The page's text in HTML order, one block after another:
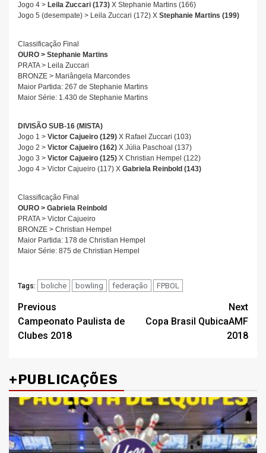
Jogo 4 > Leila Zuccari (173) X Stephanie Martins (166)
Jogo 5 (desempate) > Leila Zuccari (172) X Stephanie Martins (199)
Classificação Final
OURO > Stephanie Martins
PRATA > Leila Zuccari
BRONZE > Mariângela Marcondes
Maior Partida: 267 de Stephanie Martins
Maior Série: 1.430 de Stephanie Martins
DIVISÃO SUB-16 (MISTA)
Jogo 1 > Victor Cajueiro (129) X Rafael Zuccari (103)
Jogo 2 > Victor Cajueiro (162) X Júlia Paschoal (137)
Jogo 3 > Victor Cajueiro (125) X Christian Hempel (122)
Jogo 4 > Victor Cajueiro (117) X Gabriela Reinbold (143)
Classificação Final
OURO > Gabriela Reinbold
PRATA > Victor Cajueiro
BRONZE > Christian Hempel
Maior Partida: 178 de Christian Hempel
Maior Série: 875 de Christian Hempel
Tags: boliche bowling federação FPBOL
Post
navigation
Previous
Campeonato Paulista de
Clubes 2018
Next
Copa Brasil QubicaAMF
2018
+PUBLICAÇÕES